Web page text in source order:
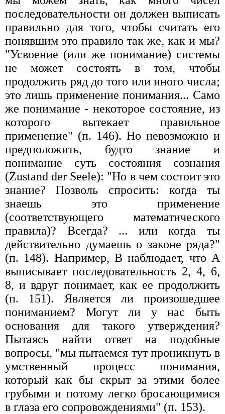
последовательности он должен выписать
правильно для того, чтобы считать его
понявшим это правило так же, как и мы?
"Усвоение (или же понимание) системы
не может состоять в том, чтобы
продолжить ряд до того или иного числа;
это лишь применение понимания... Само
же понимание - некоторое состояние, из
которого вытекает правильное
применение" (п. 146). Но невозможно и
предположить, будто знание и
понимание суть состояния сознания
(Zustand der Seele): "Но в чем состоит это
знание? Позволь спросить: когда ты
знаешь это применение
(соответствующего математического
правила)? Всегда? ... или когда ты
действительно думаешь о законе ряда?"
(п. 148). Например, В наблюдает, что А
выписывает последовательность 2, 4, 6,
8, и вдруг понимает, как ее продолжить
(п. 151). Является ли произошедшее
пониманием? Могут ли у нас быть
основания для такого утверждения?
Пытаясь найти ответ на подобные
вопросы, "мы пытаемcя тут проникнуть в
умственный процесс понимания,
который как бы скрыт за этими более
грубыми и потому легко бросающимися
в глаза его сопровождениями" (п. 153).